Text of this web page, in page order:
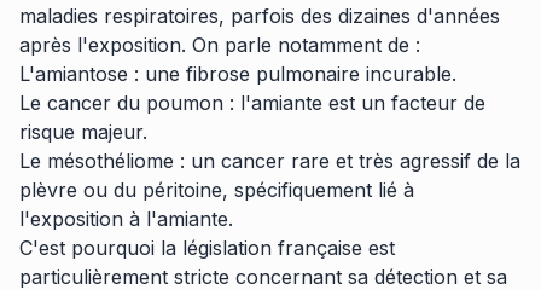
maladies respiratoires, parfois des dizaines d'années
après l'exposition. On parle notamment de :
L'amiantose : une fibrose pulmonaire incurable.
Le cancer du poumon : l'amiante est un facteur de
risque majeur.
Le mésothéliome : un cancer rare et très agressif de la
plèvre ou du péritoine, spécifiquement lié à
l'exposition à l'amiante.
C'est pourquoi la législation française est
particulièrement stricte concernant sa détection et sa